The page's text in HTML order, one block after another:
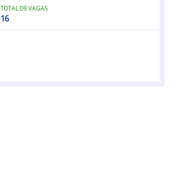
TOTAL DE VAGAS
16